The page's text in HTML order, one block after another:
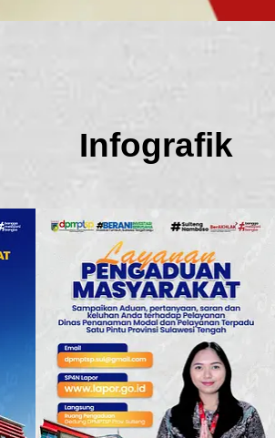
Perizinan & Non
DPMPTSP Provinsi Sulteng
Infografik